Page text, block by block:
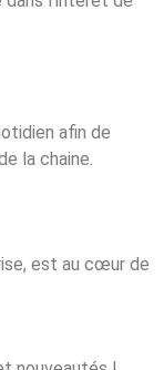
afin de
la chaine.
est au cœur de